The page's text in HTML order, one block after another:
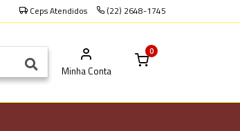
Ceps Atendidos (22) 2648-1745
Minha Conta
0